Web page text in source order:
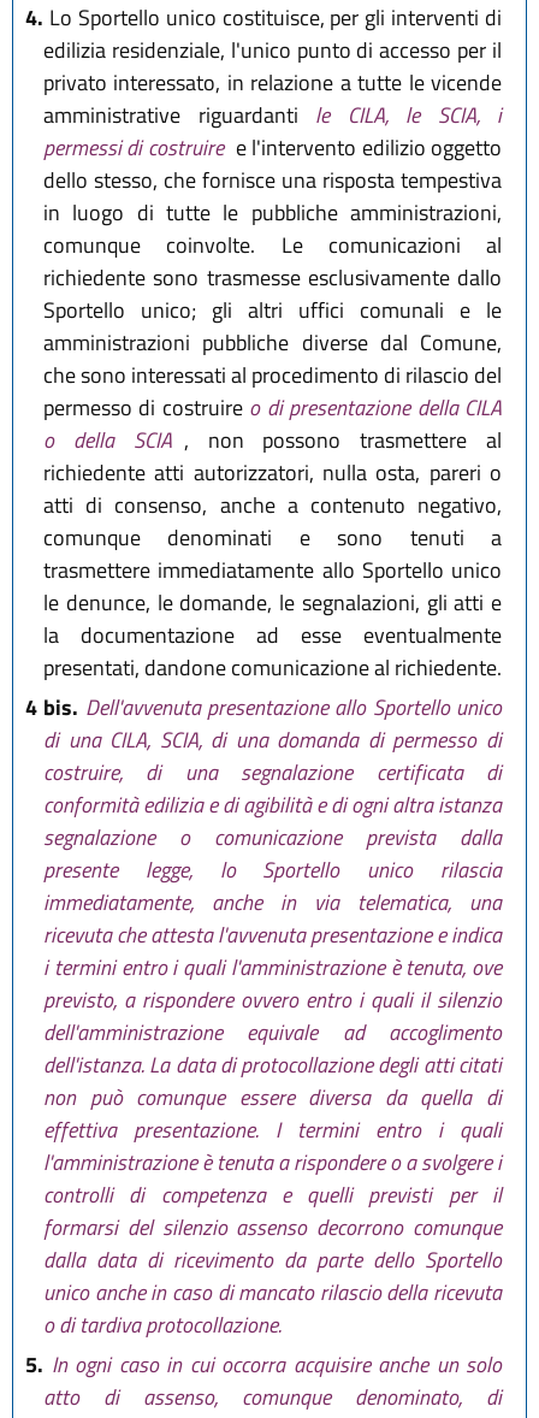
4. Lo Sportello unico costituisce, per gli interventi di
edilizia residenziale, l'unico punto di accesso per il
privato interessato, in relazione a tutte le vicende
amministrative riguardanti le CILA, le SCIA, i
permessi di costruire e l'intervento edilizio oggetto
dello stesso, che fornisce una risposta tempestiva
in luogo di tutte le pubbliche amministrazioni,
comunque coinvolte. Le comunicazioni al
richiedente sono trasmesse esclusivamente dallo
Sportello unico; gli altri uffici comunali e le
amministrazioni pubbliche diverse dal Comune,
che sono interessati al procedimento di rilascio del
permesso di costruire o di presentazione della CILA
o della SCIA , non possono trasmettere al
richiedente atti autorizzatori, nulla osta, pareri o
atti di consenso, anche a contenuto negativo,
comunque denominati e sono tenuti a
trasmettere immediatamente allo Sportello unico
le denunce, le domande, le segnalazioni, gli atti e
la documentazione ad esse eventualmente
presentati, dandone comunicazione al richiedente.
4 bis. Dell'avvenuta presentazione allo Sportello unico
di una CILA, SCIA, di una domanda di permesso di
costruire, di una segnalazione certificata di
conformità edilizia e di agibilità e di ogni altra istanza
segnalazione o comunicazione prevista dalla
presente legge, lo Sportello unico rilascia
immediatamente, anche in via telematica, una
ricevuta che attesta l'avvenuta presentazione e indica
i termini entro i quali l'amministrazione è tenuta, ove
previsto, a rispondere ovvero entro i quali il silenzio
dell'amministrazione equivale ad accoglimento
dell'istanza. La data di protocollazione degli atti citati
non può comunque essere diversa da quella di
effettiva presentazione. I termini entro i quali
l'amministrazione è tenuta a rispondere o a svolgere i
controlli di competenza e quelli previsti per il
formarsi del silenzio assenso decorrono comunque
dalla data di ricevimento da parte dello Sportello
unico anche in caso di mancato rilascio della ricevuta
o di tardiva protocollazione.
5. In ogni caso in cui occorra acquisire anche un solo
atto di assenso, comunque denominato, di